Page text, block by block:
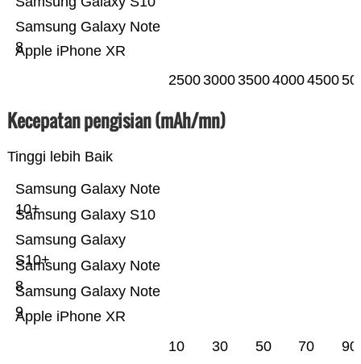
Apple iPhone XR
Samsung Galaxy Note
8
25003000350040004500
Kecepatan pengisian (mAh/mn)
Tinggi lebih Baik
Apple iPhone XR
Samsung Galaxy Note
9
Samsung Galaxy Note
8
Samsung Galaxy
S10+
Samsung Galaxy S10
Samsung Galaxy Note
10+
10 30 50 70 90